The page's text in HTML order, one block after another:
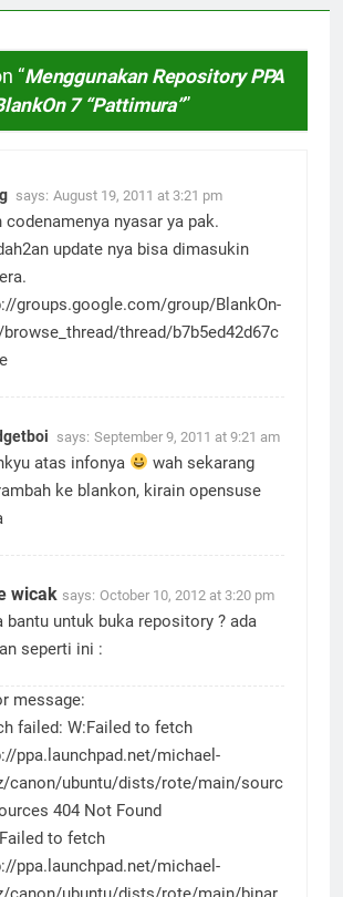
“Menggunakan Repository PPA
7 “Pattimura””
says: August 19, 2011 at 3:21 pm
codenamenya nyasar ya pak.
update nya bisa dimasukin
groups.google.com/group/BlankOn-
thread/b7b5ed42d67c
says: September 9, 2011 at 9:21 am
atas infonya
wah sekarang
ke blankon, kirain opensuse
wicak says: October 10, 2012 at 3:20 pm
bantu untuk buka repository ? ada
seperti ini :
message:
failed: W:Failed to fetch
ppa.launchpad.net/michael-
canon/ubuntu/dists/rote/main/sourc
404 Not Found
to fetch
ppa.launchpad.net/michael-